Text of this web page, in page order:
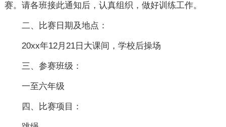
赛。请各班接此通知后，认真组织，做好训练工作。
二、比赛日期及地点：
20xx年12月21日大课间，学校后操场
三、参赛班级：
一至六年级
四、比赛项目：